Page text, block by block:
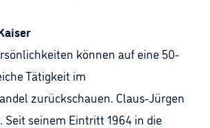
können auf eine 50-
Tätigkeit im
zurückschauen. Claus-Jürgen
Seit seinem Eintritt 1964 in die